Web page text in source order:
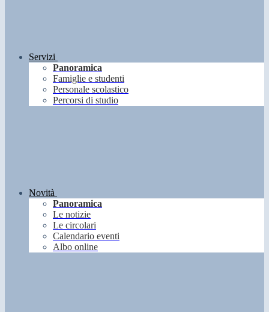
Servizi
Panoramica
Famiglie e studenti
Personale scolastico
Percorsi di studio
Novità
Panoramica
Le notizie
Le circolari
Calendario eventi
Albo online